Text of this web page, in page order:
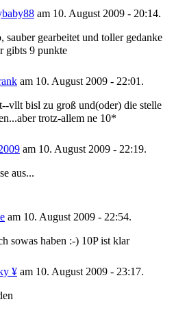
am 10. August 2009 - 20:14.
sauber gearbeitet und toller gedanke
gibts 9 punkte
am 10. August 2009 - 22:01.
vllt bisl zu groß und(oder) die stelle
trotz-allem ne 10*
am 10. August 2009 - 22:19.
aus...
am 10. August 2009 - 22:54.
sowas haben :-) 10P ist klar
¥ am 10. August 2009 - 23:17.